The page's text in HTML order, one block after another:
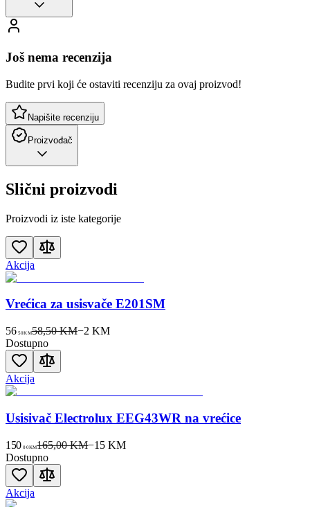
Još nema recenzija
Budite prvi koji će ostaviti recenziju za ovaj proizvod!
Napišite recenziju
Proizvođač
Slični proizvodi
Proizvodi iz iste kategorije
Akcija
Vrećica za usisvače E201SM
56 50KM58,50 KM−2 KM
Dostupno
Akcija
Usisivač Electrolux EEG43WR na vrećice
150 00KM165,00 KM−15 KM
Dostupno
Akcija